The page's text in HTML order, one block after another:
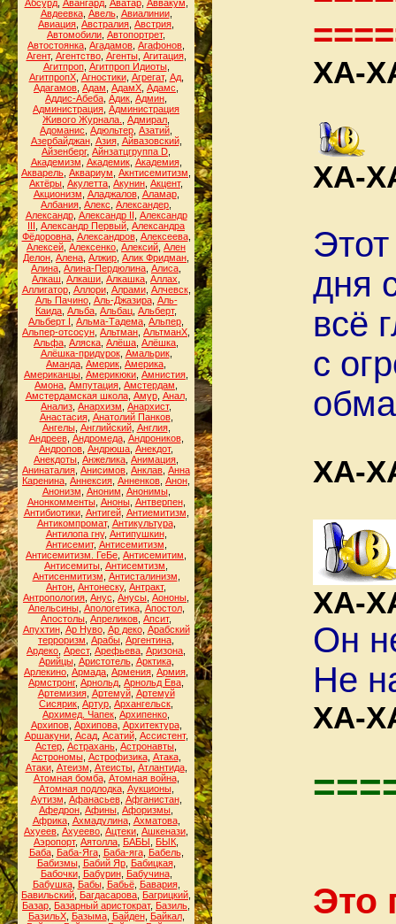
Абсурд, Авангард, Аватар, Аввакум
Авдеевка, Авель, Авиалинии,
Авиация Австралия Австрия
Автомобили Автопортрет,
Автостоянка Агадамов Агафонов
Агент, Агентство, Агенты, Агитация,
Агитпроп, Агитпроп Идиоты,
АгитпропХ, Агностики, Агрегат, Ад,
Адагамов Адам АдамХ Адамс
Аддис-Абеба Адик Админ
Администрация Администрация
Живого Журнала.
Адмирал
Адоманис Адюльтер Азатий
Азербайджан, Азия, Айвазовский,
Айзенберг, Айнзатцгруппа D
Академизм Академик, Академия,
Акварель Аквариум Акнтисемитизм
Актёры Акулетта Акунин Акцент,
Акционизм Аладжалов, Аламар,
Албания Алекс Александер
Александр, Александр II Александр
III Александр Первый Александра
Фёдоровна, Александров, Алексеева,
Алексей Алексенко Алексий Ален
Делон Алена Алжир Алик Фридман
Алина Алина-Пердюлина Алиса
Алкаш Алкаши Алкашка Аллах
Аллигатор, Аллори, Алрами, Алчевск,
Аль Пачино, Аль-Джазира, Аль-
Каида Альба Альбац Альберт,
Альберт I Альма-Тадема Альпер
Альпер-отсосун Альтман АльтманХ
Альфа Аляска Алёша Алёшка
Алёшка-придурок, Амальрик,
Аманда Америк Америка
Американцы Америкюки Амнистия
Амона Ампутация Амстердам
Амстердамская школа, Амур, Анал,
Анализ Анархизм Анархист,
Анастасия, Анатолий Панков,
Ангелы, Английский, Англия,
Андреев, Андромеда, Андроников,
Андропов Андрюша Анекдот,
Анекдоты Анжелика Анимация
Анинаталия Анисимов Анклав Анна
Каренина Аннексия Анненков Анон
Анонизм Аноним Анонимы,
Анонкомменты, Аноны, Антверпен,
Антибиотики, Антигей, Антиемитизм
Антикомпромат, Антикультура,
Антилопа гну, Антипушкин,
Антисемит, Антисемитизм
Антисемитизм. ГеБе Антисемитим
Антисемиты Антисемтизм
Антисенмитизм Антисталинизм
Антон Антонеску, Антракт,
Антропология Анус Анусы Аононы
Апельсины, Апологетика, Апостол,
Апостолы Апреликов Апсит,
Апухтин, Ар Нуво, Ар деко, Арабский
терроризм Арабы Аргентина
Ардеко Арест, Арефьева Аризона
Арийцы, Аристотель, Арктика,
Арлекино Армада Армения Армия
Армстронг, Арнольд Арнольд Ева
Артемизия, Артемуй, Артемуй
Сисярик Артур Архангельск
Архимед. Чапек Архипенко
Архипов, Архипова, Архитектура,
Аршакуни, Асад, Асатий, Ассистент,
Астер Астрахань Астронавты
Астрономы, Астрофизика, Атака,
Атаки, Атеизм Атеисты, Атлантида,
Атомная бомба, Атомная война,
Атомная подлодка, Аукционы,
Аутизм Афанасьев, Афганистан,
Афедрон Афины Афоризмы
Африка, Ахмадулина, Ахматова,
Ахуеев Ахуеево Ацтеки Ашкенази
Аэропорт, Аятолла БАБЫ БЫК
Баба, Баба-Яга, Баба-яга, Бабель,
Бабизмы, Бабий Яр, Бабицкая,
Бабочки, Бабурин, Бабучина,
Бабушка, Бабы, Бабьё, Бавария,
Бавильский Багдасарова Багрицкий
Базар Базарный аристократ, Базиль
БазильХ, Базыма, Байден, Байкал,
ХА-
ХА-
дня
всё
с
ХА-
ХА-
Он
Не
ХА-
Это